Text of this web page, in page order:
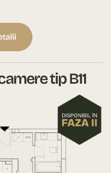
tip B11